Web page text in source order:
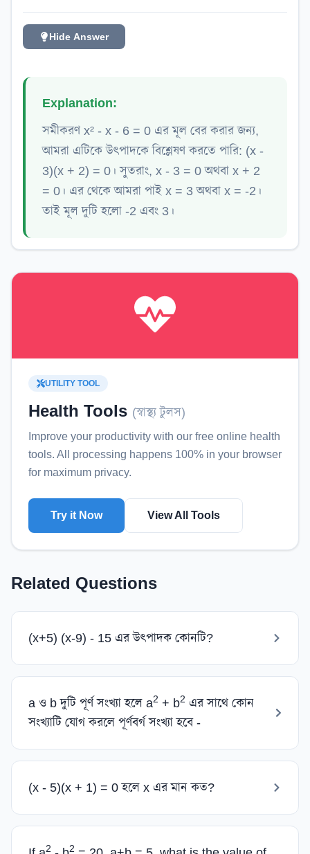
Hide Answer
Explanation:
সমীকরণ x² - x - 6 = 0 এর মূল বের করার জন্য,
আমরা এটিকে উৎপাদকে বিশ্লেষণ করতে পারি: (x -
3)(x + 2) = 0। সুতরাং, x - 3 = 0 অথবা x + 2
= 0। এর থেকে আমরা পাই x = 3 অথবা x = -2।
তাই মূল দুটি হলো -2 এবং 3।
UTILITY TOOL
Health Tools (স্বাস্থ্য টুলস)
Improve your productivity with our free online health
tools. All processing happens 100% in your browser
for maximum privacy.
Try it Now View All Tools
Related Questions
(x+5) (x-9) - 15 এর উৎপাদক কোনটি?
a ও b দুটি পূর্ণ সংখ্যা হলে a2 + b2 এর সাথে কোন
সংখ্যাটি যোগ করলে পূর্ণবর্গ সংখ্যা হবে -
(x - 5)(x + 1) = 0 হলে x এর মান কত?
2 2